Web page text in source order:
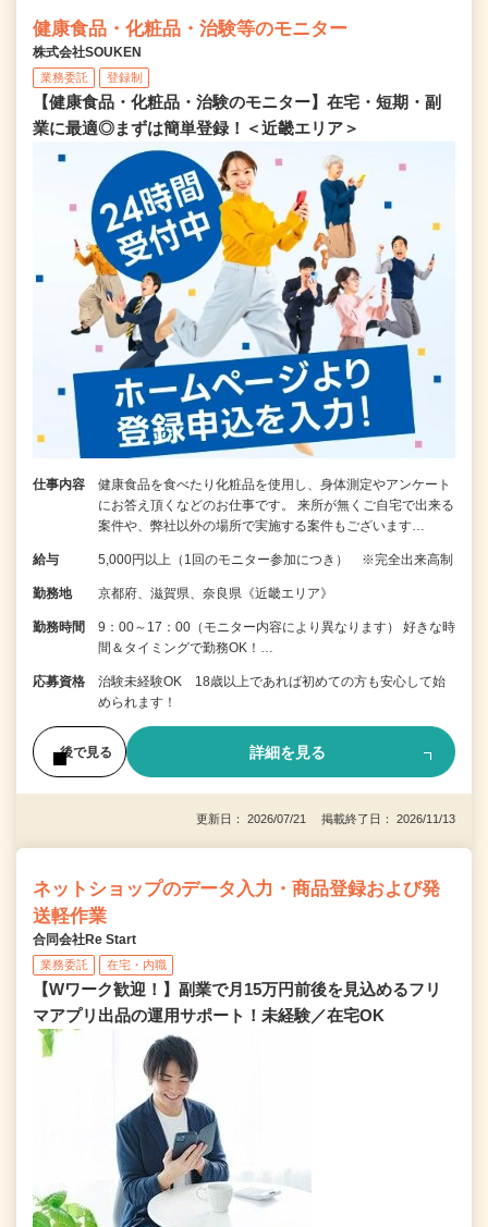
健康食品・化粧品・治験等のモニター
株式会社SOUKEN
業務委託 登録制
【健康食品・化粧品・治験のモニター】在宅・短期・副
業に最適◎まずは簡単登録！＜近畿エリア＞
仕事内容
健康食品を食べたり化粧品を使用し、身体測定やアンケート
にお答え頂くなどのお仕事です。 来所が無くご自宅で出来る
案件や、弊社以外の場所で実施する案件もございます…
給与 5,000円以上（1回のモニター参加につき） ※完全出来高制
勤務地 京都府、滋賀県、奈良県《近畿エリア》
勤務時間
9：00～17：00（モニター内容により異なります） 好きな時
間＆タイミングで勤務OK！…
応募資格
治験未経験OK 18歳以上であれば初めての方も安心して始
められます！
後で見る 詳細を見る
更新日： 2026/07/21 掲載終了日： 2026/11/13
ネットショップのデータ入力・商品登録および発
送軽作業
合同会社Re Start
業務委託 在宅・内職
【Wワーク歓迎！】副業で月15万円前後を見込めるフリ
マアプリ出品の運用サポート！未経験／在宅OK